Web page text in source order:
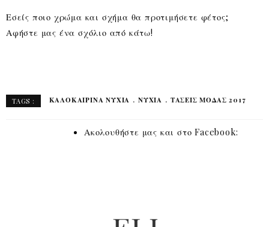
Εσείς ποιο χρώμα και σχήμα θα προτιμήσετε φέτος;
Αφήστε μας ένα σχόλιο από κάτω!
TAGS : ΚΑΛΟΚΑΙΡΙΝΆ ΝΎΧΙΑ ΝΎΧΙΑ ΤΆΣΕΙΣ ΜΟΔΑΣ 2017
Ακολουθήστε μας και στο Facebook: